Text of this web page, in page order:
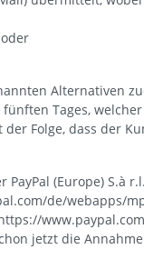
Alternativen
Tages,
Folge, dass der
(Europe) S.à r.l.
de/webapps/
jetzt die